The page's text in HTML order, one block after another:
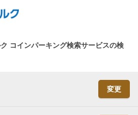
コインパーキング検索サービスの検
変更